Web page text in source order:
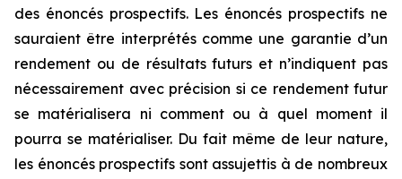
des énoncés prospectifs. Les énoncés prospectifs ne
sauraient être interprétés comme une garantie d’un
rendement ou de résultats futurs et n’indiquent pas
nécessairement avec précision si ce rendement futur
se matérialisera ni comment ou à quel moment il
pourra se matérialiser. Du fait même de leur nature,
les énoncés prospectifs sont assujettis à de nombreux